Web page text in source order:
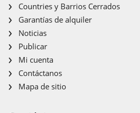
Countries y Barrios Cerrados
Garantías de alquiler
Noticias
Publicar
Mi cuenta
Contáctanos
Mapa de sitio